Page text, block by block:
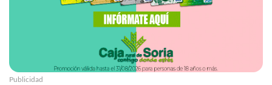
Publicidad